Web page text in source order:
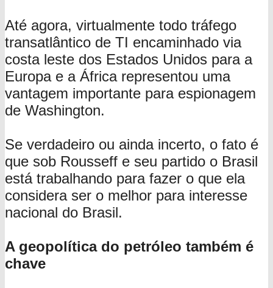
Até agora, virtualmente todo tráfego
transatlântico de TI encaminhado via
costa leste dos Estados Unidos para a
Europa e a África representou uma
vantagem importante para espionagem
de Washington.
Se verdadeiro ou ainda incerto, o fato é
que sob Rousseff e seu partido o Brasil
está trabalhando para fazer o que ela
considera ser o melhor para interesse
nacional do Brasil.
A geopolítica do petróleo também é
chave